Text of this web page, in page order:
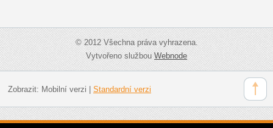
© 2012 Všechna práva vyhrazena.
Vytvořeno službouWebnode
Zobrazit: Mobilní verzi Standardní verzi